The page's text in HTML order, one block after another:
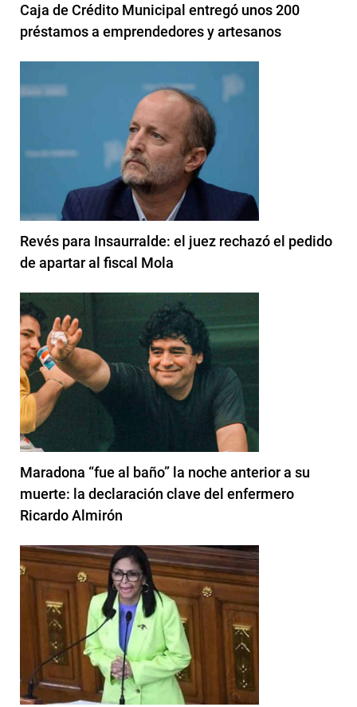
Caja de Crédito Municipal entregó unos 200
préstamos a emprendedores y artesanos
Revés para Insaurralde: el juez rechazó el pedido
de apartar al fiscal Mola
Maradona “fue al baño” la noche anterior a su
muerte: la declaración clave del enfermero
Ricardo Almirón